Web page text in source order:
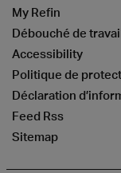
My Refin
Débouché de
Accessibility
Politique de
Déclaration
Feed Rss
Sitemap